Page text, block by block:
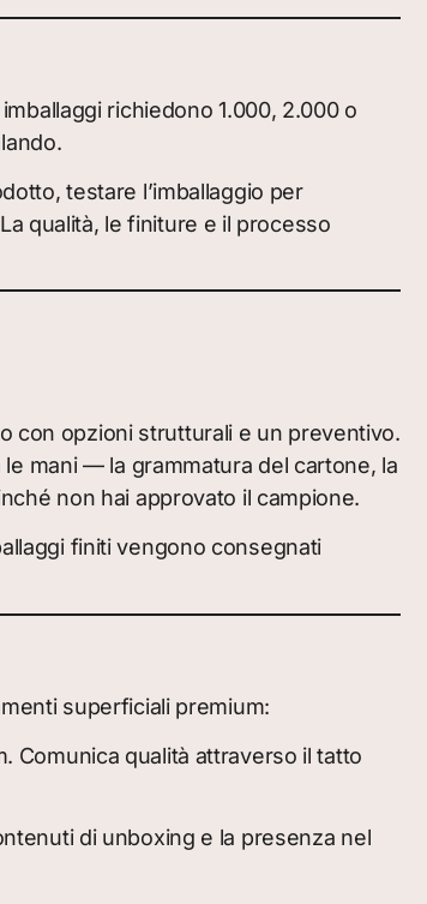
richiedono 1.000, 2.000 o
testare l’imballaggio per
qualità, le finiture e il processo
con opzioni strutturali e un preventivo.
mani — la grammatura del cartone, la
non hai approvato il campione.
finiti vengono consegnati
superficiali premium:
Comunica qualità attraverso il tatto
di unboxing e la presenza nel